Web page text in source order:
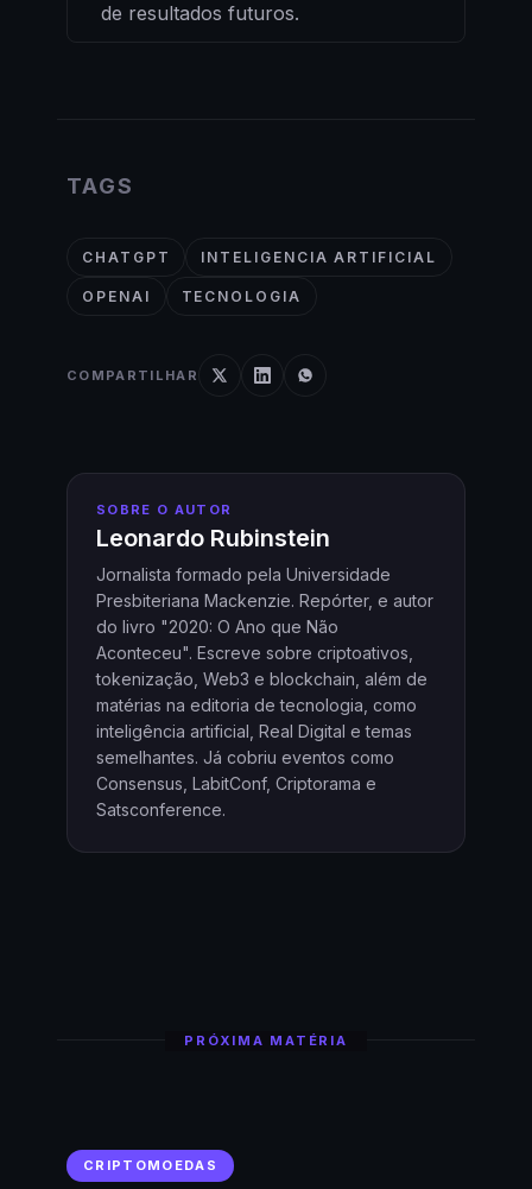
de resultados futuros.
TAGS
CHATGPT INTELIGENCIA ARTIFICIAL
OPENAI TECNOLOGIA
COMPARTILHAR
SOBRE O AUTOR
Leonardo Rubinstein
Jornalista formado pela Universidade
Presbiteriana Mackenzie. Repórter, e autor
do livro "2020: O Ano que Não
Aconteceu". Escreve sobre criptoativos,
tokenização, Web3 e blockchain, além de
matérias na editoria de tecnologia, como
inteligência artificial, Real Digital e temas
semelhantes. Já cobriu eventos como
Consensus, LabitConf, Criptorama e
Satsconference.
PRÓXIMA MATÉRIA
CRIPTOMOEDAS